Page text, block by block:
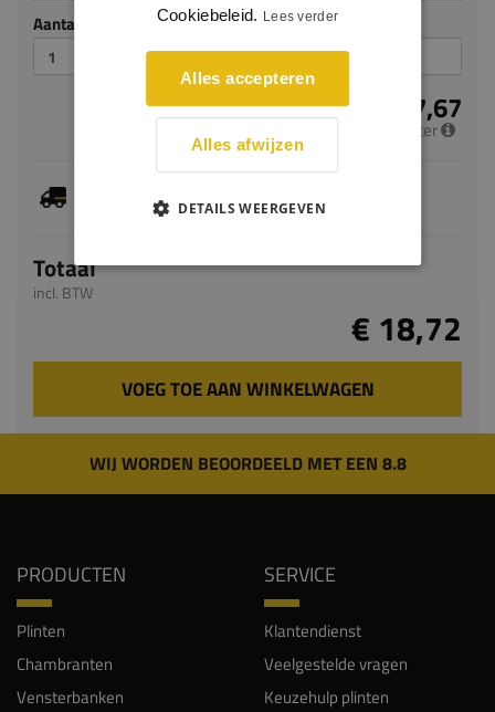
Aantal stuks
€ 7,67
per meter
levertijd bedraagt 7-9 werkdagen
Totaal
incl. BTW
€ 18,72
VOEG TOE AAN WINKELWAGEN
WIJ WORDEN BEOORDEELD MET EEN 8.8
PRODUCTEN
Plinten
Chambranten
Vensterbanken
SERVICE
Klantendienst
Veelgestelde vragen
Keuzehulp plinten
Cookiebeleid. Lees verder
Alles accepteren
Alles afwijzen
DETAILS WEERGEVEN